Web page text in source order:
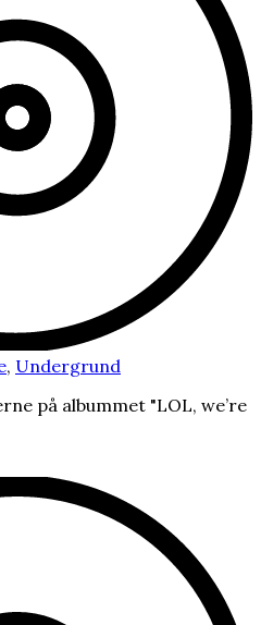
, Undergrund
på albummet "LOL, we’re